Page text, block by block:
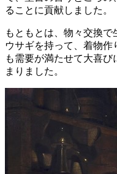
ることに貢献しました。
もともとは、物々交換
ウサギを持って、着物
も需要が満たせて大喜
まりました。